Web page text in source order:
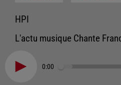
HPI
L'actu musique Chante
0:00